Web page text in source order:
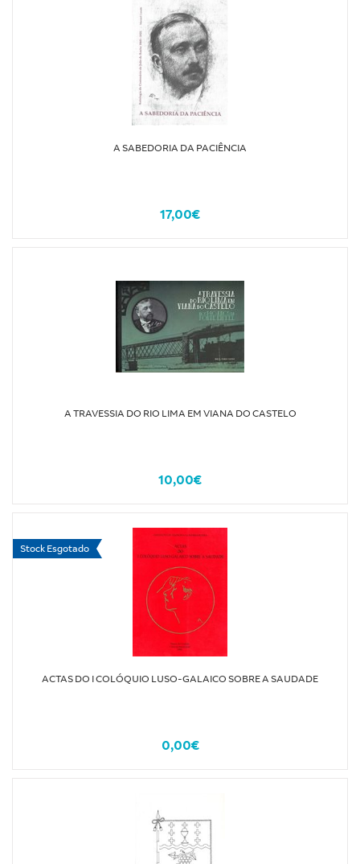
A SABEDORIA DA PACIÊNCIA
17,00€
A TRAVESSIA DO RIO LIMA EM VIANA DO CASTELO
10,00€
ACTAS DO I COLÓQUIO LUSO-GALAICO SOBRE A SAUDADE
0,00€
Stock Esgotado